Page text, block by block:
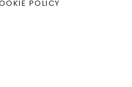
POLICY